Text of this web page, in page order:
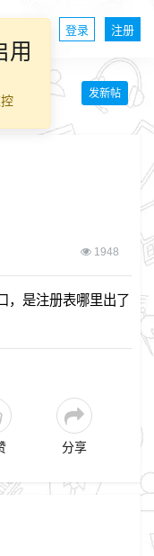
登录 注册
发新帖
1948
，是注册表哪里出了
分享
用